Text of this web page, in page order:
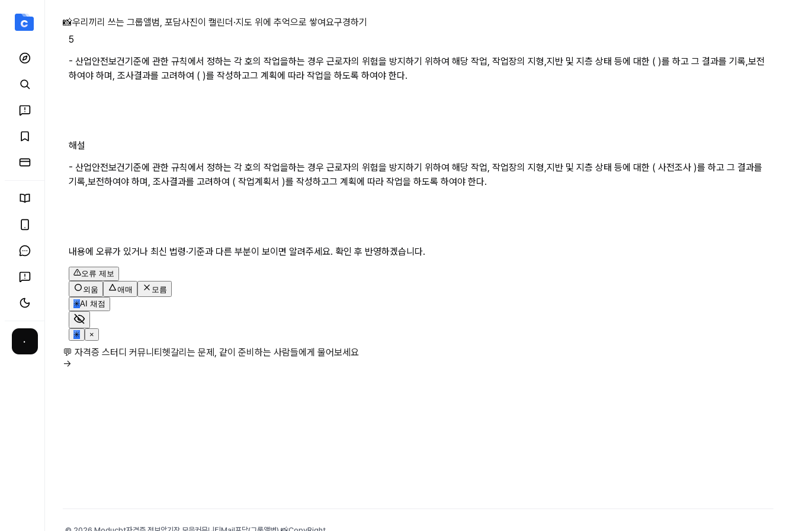
·
- 산업안전보건기준에 관한 규칙에서 정하는 각 호의 작업을하는 경우 근로자의 위험을 상세 페이지
📸우리끼리 쓰는 그룹앨범, 포담사진이 캘린더·지도 위에 추억으로 쌓여요구경하기
5
- 산업안전보건기준에 관한 규칙에서 정하는 각 호의 작업을하는 경우 근로자의 위험을 방지하기 위하여 해당 작업, 작업장의 지형,지반 및 지층 상태 등에 대한 ( )를 하고 그 결과를 기록,보전
하여야 하며, 조사결과를 고려하여 ( )를 작성하고그 계획에 따라 작업을 하도록 하여야 한다.
해설
- 산업안전보건기준에 관한 규칙에서 정하는 각 호의 작업을하는 경우 근로자의 위험을 방지하기 위하여 해당 작업, 작업장의 지형,지반 및 지층 상태 등에 대한 ( 사전조사 )를 하고 그 결과를
기록,보전하여야 하며, 조사결과를 고려하여 ( 작업계획서 )를 작성하고그 계획에 따라 작업을 하도록 하여야 한다.
내용에 오류가 있거나 최신 법령·기준과 다른 부분이 보이면 알려주세요. 확인 후 반영하겠습니다.
오류 제보
외움
애매
모름
✳AI 채점
✳ ×
💬 자격증 스터디 커뮤니티헷갈리는 문제, 같이 준비하는 사람들에게 물어보세요
→